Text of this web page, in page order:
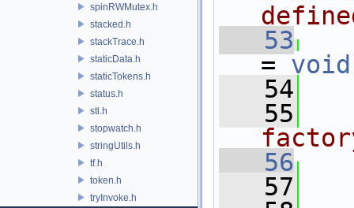
spinRWMutex.h
stacked.h
stackTrace.h
staticData.h
staticTokens.h
status.h
stl.h
stopwatch.h
stringUtils.h
tf.h
token.h
tryInvoke.h
   53
= void
   54
   55
   56
   57